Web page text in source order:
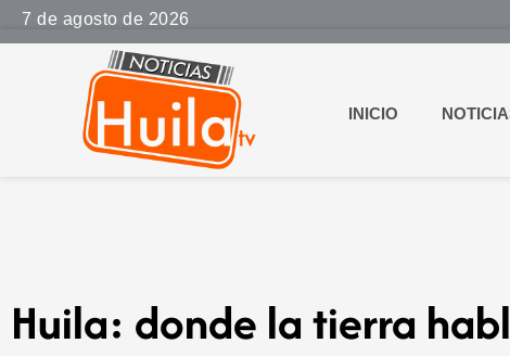
7 de agosto de 2026
INICIO
Huila: donde la tierra